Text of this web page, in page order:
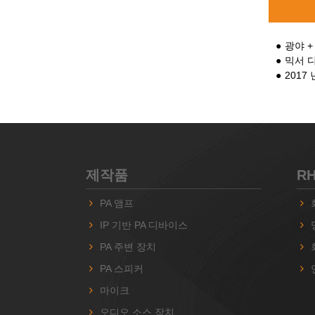
광야
믹서
2017
제작품
PA 앰프
IP 기반 PA 디바이스
PA 주변 장치
PA 스피커
마이크
오디오 소스 장치